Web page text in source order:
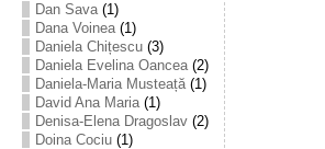
Dan Sava(1)
Dana Voinea(1)
Daniela Chițescu(3)
Daniela Evelina Oancea(2)
Daniela-Maria Musteață(1)
David Ana Maria(1)
Denisa-Elena Dragoslav(2)
Doina Cociu(1)